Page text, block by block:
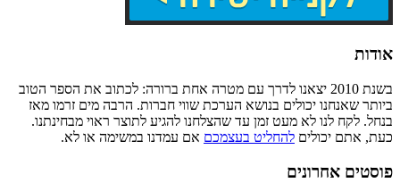
אודות
בשנת 2010 יצאנו לדרך עם מטרה אחת ברורה: לכתוב את הספר הטוב
ביותר שאנחנו יכולים בנושא הערכת שווי חברות. הרבה מים זרמו מאז
בנחל. לקח לנו לא מעט זמן עד שהצלחנו להגיע לתוצר ראוי מבחינתנו.
כעת, אתם יכולים להחליט בעצמכם אם עמדנו במשימה או לא.
פוסטים אחרונים